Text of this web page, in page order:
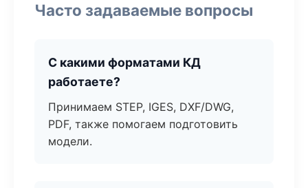
Часто задаваемые вопросы
С какими форматами КД
работаете?
Принимаем STEP, IGES, DXF/DWG,
PDF, также помогаем подготовить
модели.